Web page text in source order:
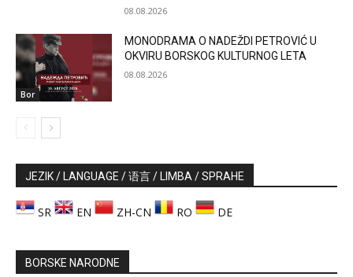
08.08.2026
Bor
MONODRAMA O NADEŽDI PETROVIĆ U
OKVIRU BORSKOG KULTURNOG LETA
08.08.2026
JEZIK / LANGUAGE / 语言 / LIMBA / SPRAHE
SR EN ZH-CN RO DE
BORSKE NARODNE